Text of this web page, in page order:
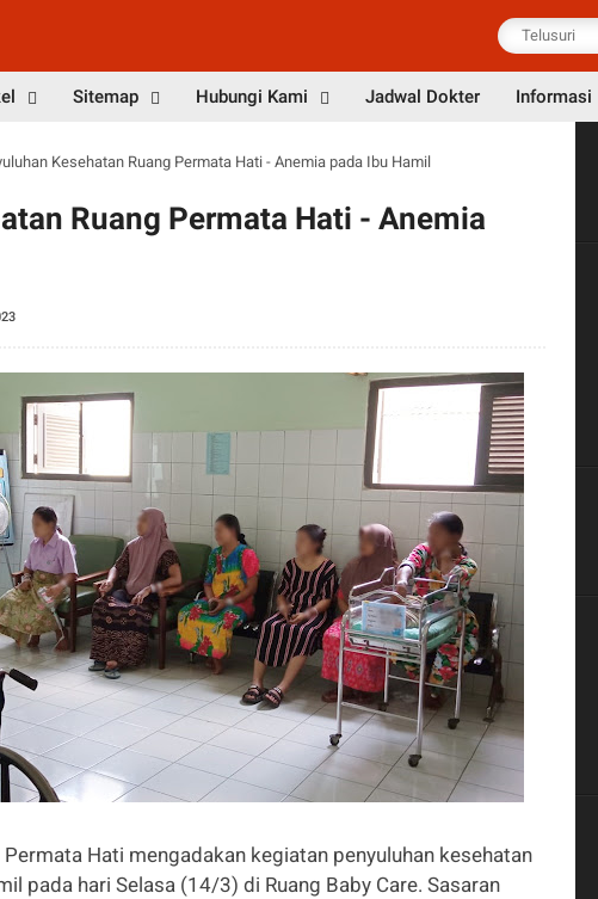
Sitemap Hubungi Kami Jadwal Dokter Informasi
Kesehatan Ruang Permata Hati - Anemia pada Ibu Hamil
Ruang Permata Hati - Anemia
Permata Hati mengadakan kegiatan penyuluhan kesehatan
pada hari Selasa (14/3) di Ruang Baby Care. Sasaran